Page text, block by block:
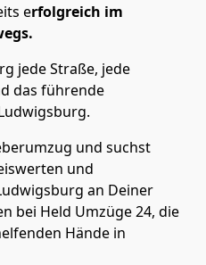
erfolgreich im
jede Straße, jede
das führende
und suchst
und
an Deiner
bei Held Umzüge 24, die
Hände in